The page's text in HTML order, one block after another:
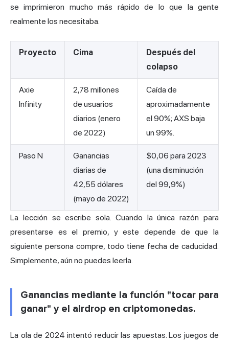
se imprimieron mucho más rápido de lo que la gente
realmente los necesitaba.
Proyecto Cima
Después del
colapso
Axie
Infinity
2,78 millones
de usuarios
diarios (enero
de 2022)
Caída de
aproximadamente
el 90%; AXS baja
un 99%.
Paso N
Ganancias
diarias de
42,55 dólares
(mayo de 2022)
$0,06 para 2023
(una disminución
del 99,9%)
La lección se escribe sola. Cuando la única razón para
presentarse es el premio, y este depende de que la
siguiente persona compre, todo tiene fecha de caducidad.
Simplemente, aún no puedes leerla.
Ganancias mediante la función "tocar para
ganar" y el airdrop en criptomonedas.
La ola de 2024 intentó reducir las apuestas. Los juegos de